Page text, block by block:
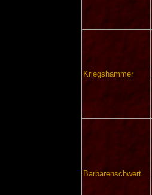
Kriegshammer
Barbarenschwert